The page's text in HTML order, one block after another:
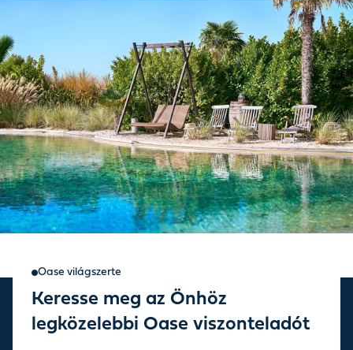
Oase világszerte
Keresse meg az Önhöz
legközelebbi Oase viszonteladót
Sign up for our newsletter